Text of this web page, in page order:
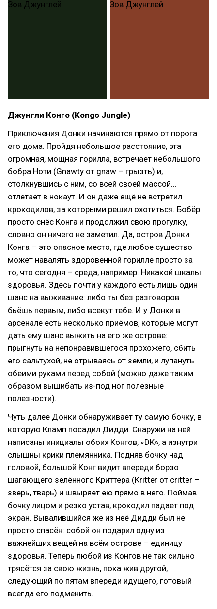
Джунгли Конго (Kongo Jungle)
Приключения Донки начинаются прямо от порога
его дома. Пройдя небольшое расстояние, эта
огромная, мощная горилла, встречает небольшого
бобра Ноти (Gnawty от gnaw – грызть) и,
столкнувшись с ним, со всей своей массой…
отлетает в нокаут. И он даже ещё не встретил
крокодилов, за которыми решил охотиться. Бобёр
просто снёс Конга и продолжил свою прогулку,
словно он ничего не заметил. Да, остров Донки
Конга – это опасное место, где любое существо
может навалять здоровенной горилле просто за
то, что сегодня – среда, например. Никакой шкалы
здоровья. Здесь почти у каждого есть лишь один
шанс на выживание: либо ты без разговоров
бьёшь первым, либо всекут тебе. И у Донки в
арсенале есть несколько приёмов, которые могут
дать ему шанс выжить на его же острове:
прыгнуть на непонравившегося прохожего, сбить
его сальтухой, не отрываясь от земли, и лупануть
обеими руками перед собой (можно даже таким
образом вышибать из-под ног полезные
полезности).
Чуть далее Донки обнаруживает ту самую бочку, в
которую Кламп посадил Дидди. Снаружи на ней
написаны инициалы обоих Конгов, «DK», а изнутри
слышны крики племянника. Подняв бочку над
головой, большой Конг видит впереди борзо
шагающего зелённого Криттера (Kritter от critter –
зверь, тварь) и швыряет ею прямо в него. Поймав
бочку лицом и резко устав, крокодил падает под
экран. Вывалившийся же из неё Дидди был не
просто спасён: собой он подарил одну из
важнейших вещей на всём острове – единицу
здоровья. Теперь любой из Конгов не так сильно
трясётся за свою жизнь, пока жив другой,
следующий по пятам впереди идущего, готовый
всегда его подменить.